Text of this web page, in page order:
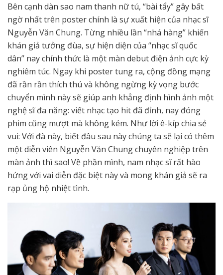
Bên cạnh dàn sao nam thanh nữ tú, “bài tẩy” gây bất
ngờ nhất trên poster chính là sự xuất hiện của nhạc sĩ
Nguyễn Văn Chung. Từng nhiều lần “nhá hàng” khiến
khán giả tưởng đùa, sự hiện diện của “nhạc sĩ quốc
dân” nay chính thức là một màn debut điện ảnh cực kỳ
nghiêm túc. Ngay khi poster tung ra, cộng đồng mạng
đã rần rần thích thú và không ngừng kỳ vọng bước
chuyển mình này sẽ giúp anh khẳng định hình ảnh một
nghệ sĩ đa năng: viết nhạc tạo hit đã đỉnh, nay đóng
phim cũng mượt mà không kém. Như lời ê-kíp chia sẻ
vui: Với đà này, biết đâu sau này chúng ta sẽ lại có thêm
một diễn viên Nguyễn Văn Chung chuyên nghiệp trên
màn ảnh thì sao! Về phần mình, nam nhạc sĩ rất hào
hứng với vai diễn đặc biệt này và mong khán giả sẽ ra
rạp ủng hộ nhiệt tình.